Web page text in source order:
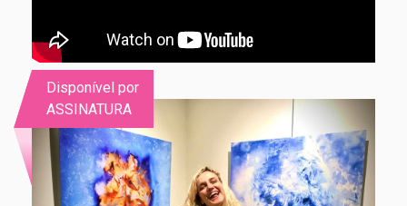
Disponível por
ASSINATURA